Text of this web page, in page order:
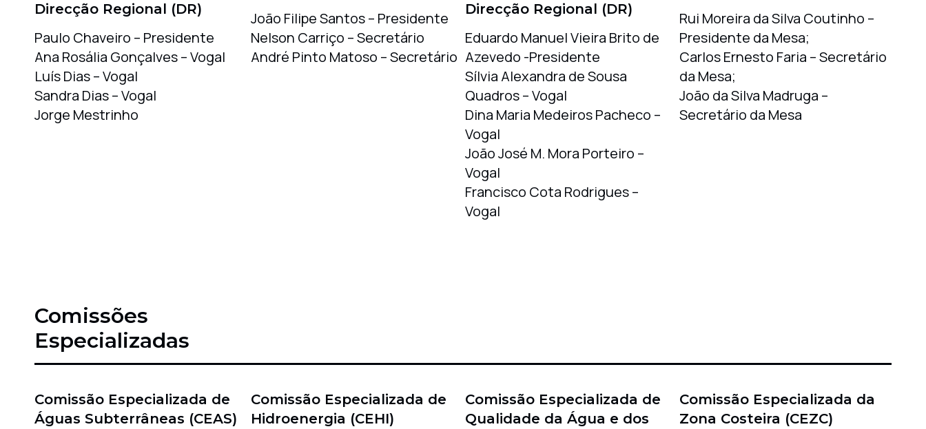
Direcção Regional (DR)
Paulo Chaveiro – Presidente
Ana Rosália Gonçalves – Vogal
Luís Dias – Vogal
Sandra Dias – Vogal
Jorge Mestrinho
João Filipe Santos – Presidente
Nelson Carriço – Secretário
André Pinto Matoso – Secretário
Direcção Regional (DR)
Eduardo Manuel Vieira Brito de
Azevedo -Presidente
Sílvia Alexandra de Sousa
Quadros – Vogal
Dina Maria Medeiros Pacheco –
Vogal
João José M. Mora Porteiro –
Vogal
Francisco Cota Rodrigues –
Vogal
Rui Moreira da Silva Coutinho –
Presidente da Mesa;
Carlos Ernesto Faria – Secretário
da Mesa;
João da Silva Madruga –
Secretário da Mesa
Comissões
Especializadas
Comissão Especializada de
Águas Subterrâneas (CEAS)
Comissão Especializada de
Hidroenergia (CEHI)
Comissão Especializada de
Qualidade da Água e dos
Comissão Especializada da
Zona Costeira (CEZC)